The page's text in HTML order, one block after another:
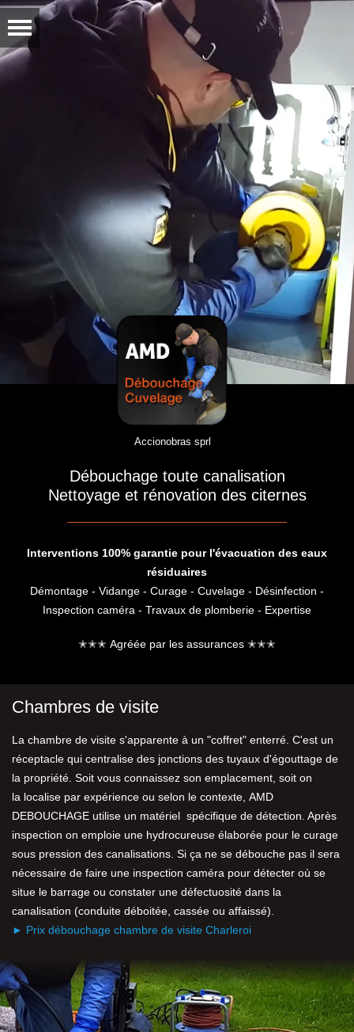
Accionobras sprl
Débouchage toute canalisation
Nettoyage et rénovation des citernes
Interventions 100% garantie pour l'évacuation des eaux
résiduaires
Démontage - Vidange - Curage - Cuvelage - Désinfection -
Inspection caméra - Travaux de plomberie - Expertise
✭✭✭ Agréée par les assurances ✭✭✭
Chambres de visite
La chambre de visite s'apparente à un "coffret" enterré. C'est un
réceptacle qui centralise des jonctions des tuyaux d'égouttage de
la propriété. Soit vous connaissez son emplacement, soit on
la localise par expérience ou selon le contexte, AMD
DEBOUCHAGE utilise un matériel spécifique de détection. Après
inspection on emploie une hydrocureuse élaborée pour le curage
sous pression des canalisations. Si ça ne se débouche pas il sera
nécessaire de faire une inspection caméra pour détecter où se
situe le barrage ou constater une défectuosité dans la
canalisation (conduite déboitée, cassée ou affaissé).
► Prix débouchage chambre de visite Charleroi